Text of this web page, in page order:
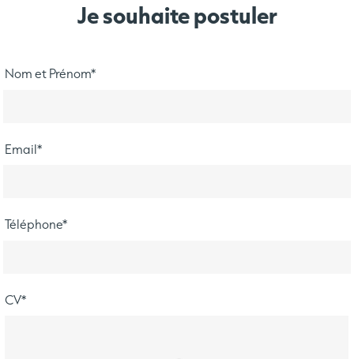
Je souhaite postuler
Nom et Prénom*
Email*
Téléphone*
CV*